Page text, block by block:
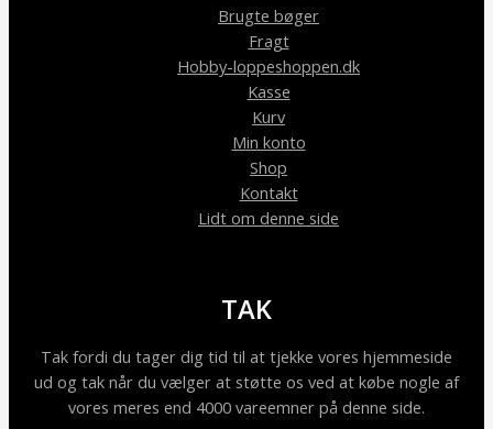
Brugte bøger
Fragt
Hobby-loppeshoppen.dk
Kasse
Kurv
Min konto
Shop
Kontakt
Lidt om denne side
TAK
Tak fordi du tager dig tid til at tjekke vores hjemmeside
ud og tak når du vælger at støtte os ved at købe nogle af
vores meres end 4000 vareemner på denne side.